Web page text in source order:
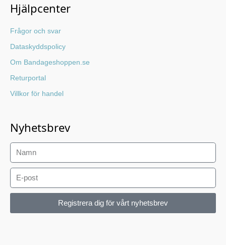
Hjälpcenter
Frågor och svar
Dataskyddspolicy
Om Bandageshoppen.se
Returportal
Villkor för handel
Nyhetsbrev
Registrera dig för vårt nyhetsbrev